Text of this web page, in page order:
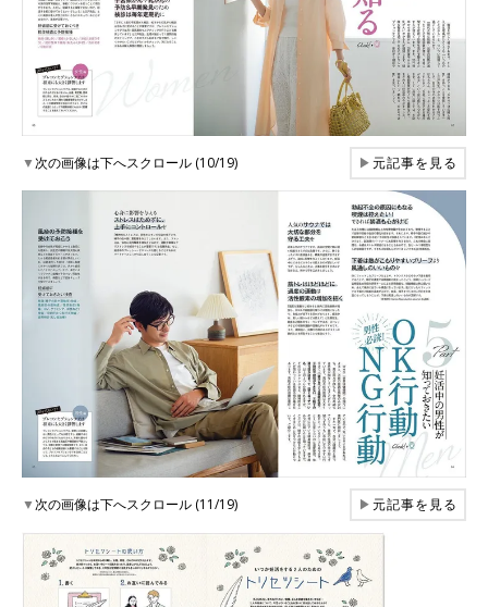
▼次の画像は下へスクロール (10/19) ▶元記事を見る
▼次の画像は下へスクロール (11/19) ▶元記事を見る